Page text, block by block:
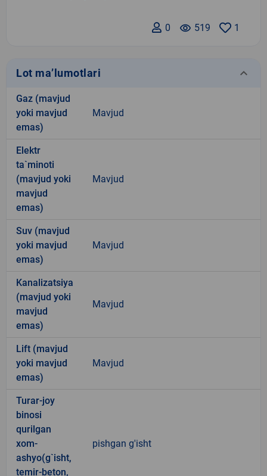
1
remove_red_eye 519
0
Lot ma’lumotlari keyboard_arrow_down
Gaz (mavjud
yoki mavjud
emas)
Mavjud
Elektr
ta`minoti
(mavjud yoki
mavjud
emas)
Mavjud
Suv (mavjud
yoki mavjud
emas)
Mavjud
Kanalizatsiya
(mavjud yoki
mavjud
emas)
Mavjud
Lift (mavjud
yoki mavjud
emas)
Mavjud
Turar-joy
binosi
qurilgan
xom-
ashyo(g`isht,
temir-beton,
pishgan g'isht